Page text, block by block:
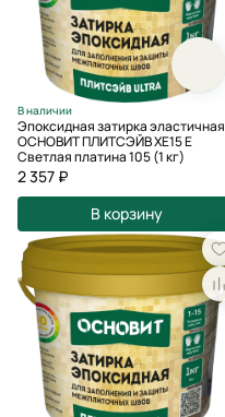
В наличии
Эпоксидная затирка эластичная
ОСНОВИТ ПЛИТСЭЙВ XE15 Е
Светлая платина 105 (1 кг)
2 357 ₽
В корзину